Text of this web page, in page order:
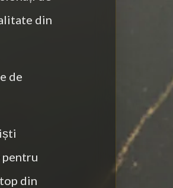
din
de
pentru
din